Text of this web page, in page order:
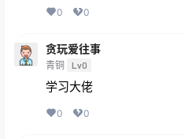
0 0
贪玩爱往事
青铜 Lv0
学习大佬
0 0